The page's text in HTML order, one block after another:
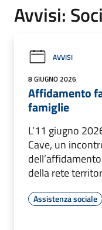
Avvisi:
AVVISI
8 GIUGNO 2026
Affidamento
famiglie
L’11 giugno
Cave, un
della rete
Assistenza sociale